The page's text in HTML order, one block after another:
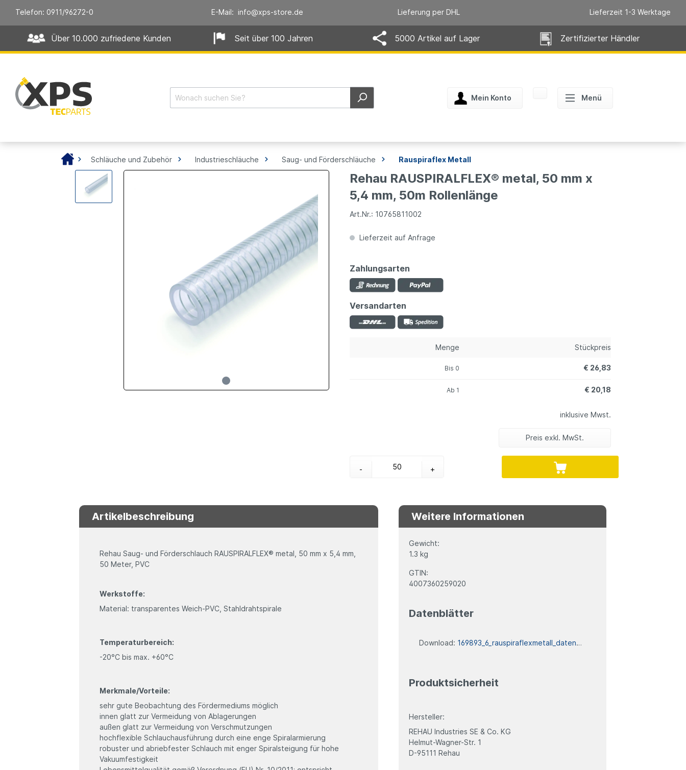
Telefon: 0911/96272-0 E-Mail: info@xps-store.de Lieferung per DHL Lieferzeit 1-3 Werktage
Über 10.000 zufriedene Kunden Seit über 100 Jahren 5000 Artikel auf Lager Zertifizierter Händler
Mein Konto Menü
Schläuche und Zubehör Industrieschläuche Saug- und Förderschläuche Rauspiraflex Metall
Rehau RAUSPIRALFLEX® metal, 50 mm x
5,4 mm, 50m Rollenlänge
Art.Nr.: 10765811002
Lieferzeit auf Anfrage
Zahlungsarten
Versandarten
Menge Stückpreis
Bis 0 € 26,83
Ab 1 € 20,18
inklusive Mwst.
Preis exkl. MwSt.
- +
Artikelbeschreibung
Rehau Saug- und Förderschlauch RAUSPIRALFLEX® metal, 50 mm x 5,4 mm,
50 Meter, PVC
Werkstoffe:
Material: transparentes Weich-PVC, Stahldrahtspirale
Temperaturbereich:
-20°C bis max. +60°C
Merkmale/Vorteile:
sehr gute Beobachtung des Fördermediums möglich
innen glatt zur Vermeidung von Ablagerungen
außen glatt zur Vermeidung von Verschmutzungen
hochflexible Schlauchausführung durch eine enge Spiralarmierung
robuster und abriebfester Schlauch mit enger Spiralsteigung für hohe
Vakuumfestigkeit
Weitere Informationen
Gewicht:
1.3 kg
GTIN:
4007360259020
Datenblätter
Download: 169893_6_rauspiraflexmetall_datenblatt
Produktsicherheit
Hersteller:
REHAU Industries SE & Co. KG
Helmut-Wagner-Str. 1
D-95111 Rehau